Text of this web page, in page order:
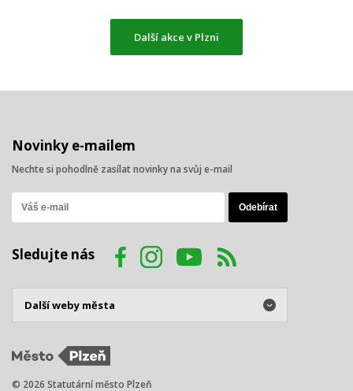
Další akce v Plzni
Novinky e-mailem
Nechte si pohodlně zasílat novinky na svůj e-mail
Sledujte nás
© 2026 Statutární město Plzeň